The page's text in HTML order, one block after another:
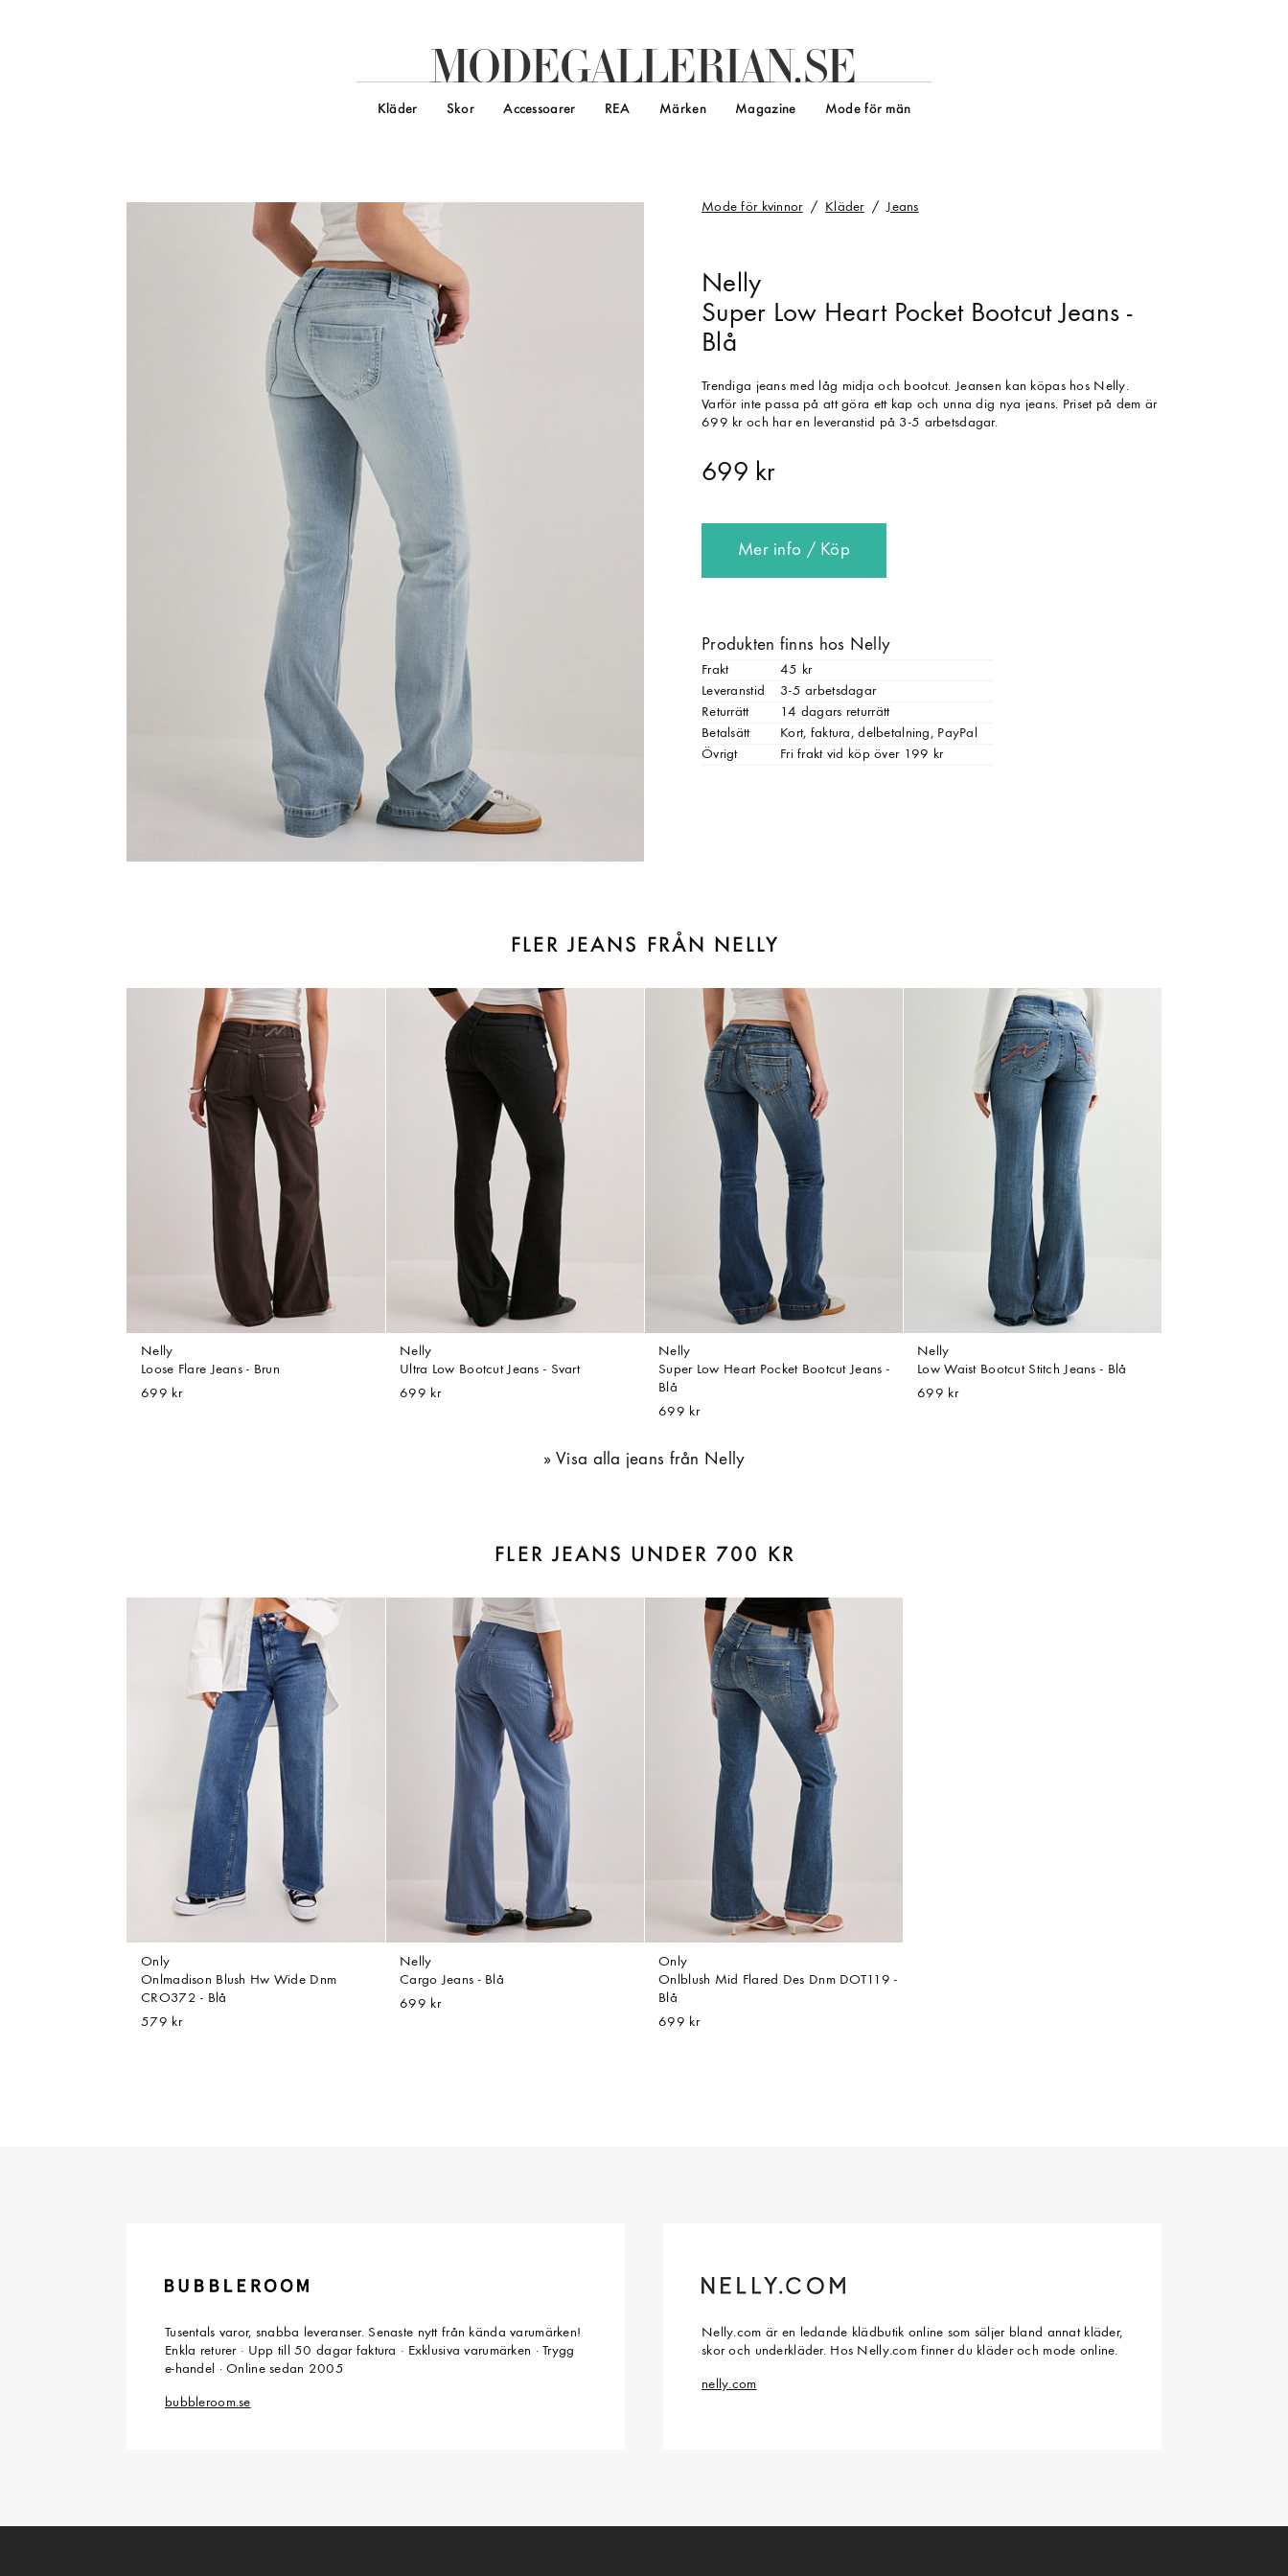
MODEGALLERIAN.SE
Kläder Skor Accessoarer REA Märken Magazine Mode för män
Mode för kvinnor Kläder Jeans
Nelly
Super Low Heart Pocket Bootcut Jeans -
Blå
Trendiga jeans med låg midja och bootcut. Jeansen kan köpas hos Nelly.
Varför inte passa på att göra ett kap och unna dig nya jeans. Priset på dem är
699 kr och har en leveranstid på 3-5 arbetsdagar.
699 kr
Mer info / Köp
Produkten finns hos Nelly
Frakt
45 kr
Leveranstid
3-5 arbetsdagar
Returrätt
14 dagars returrätt
Betalsätt
Kort, faktura, delbetalning, PayPal
Övrigt
Fri frakt vid köp över 199 kr
FLER JEANS FRÅN NELLY
Nelly
Loose Flare Jeans - Brun
699 kr
Nelly
Ultra Low Bootcut Jeans - Svart
699 kr
Nelly
Super Low Heart Pocket Bootcut Jeans -
Blå
699 kr
Nelly
Low Waist Bootcut Stitch Jeans - Blå
699 kr
Visa alla jeans från Nelly
FLER JEANS UNDER 700 KR
Only
Onlmadison Blush Hw Wide Dnm
CRO372 - Blå
579 kr
Nelly
Cargo Jeans - Blå
699 kr
Only
Onlblush Mid Flared Des Dnm DOT119 -
Blå
699 kr
Tusentals varor, snabba leveranser. Senaste nytt från kända varumärken!
Enkla returer · Upp till 50 dagar faktura · Exklusiva varumärken · Trygg
e-handel · Online sedan 2005
bubbleroom.se
Nelly.com är en ledande klädbutik online som säljer bland annat kläder,
skor och underkläder. Hos Nelly.com finner du kläder och mode online.
nelly.com